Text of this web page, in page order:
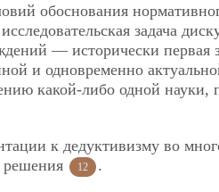
обоснования
задача
— исторически первая
и одновременно
какой-либо одной науки,
к дедуктивизму во
решения
12 .